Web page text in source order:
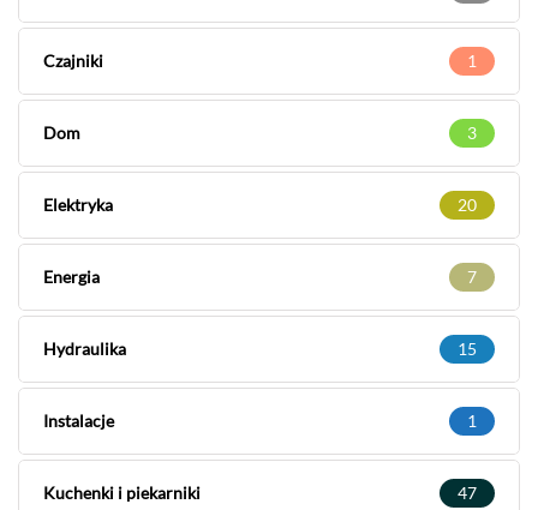
Czajniki 1
Dom 3
Elektryka 20
Energia 7
Hydraulika 15
Instalacje 1
Kuchenki i piekarniki 47